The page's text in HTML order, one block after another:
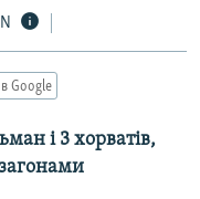
Google
і 3 хорватів,